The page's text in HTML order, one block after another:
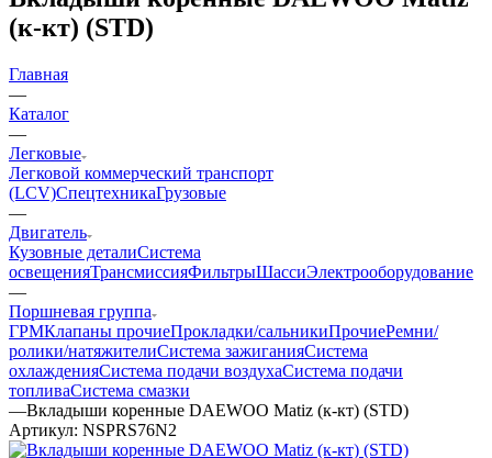
(к-кт) (STD)
Главная
—
Каталог
—
Легковые
Легковой коммерческий транспорт
(LCV)СпецтехникаГрузовые
—
Двигатель
Кузовные деталиСистема
освещенияТрансмиссияФильтрыШассиЭлектрооборудование
—
Поршневая группа
ГРМКлапаны прочиеПрокладки/сальникиПрочиеРемни/
ролики/натяжителиСистема зажиганияСистема
охлажденияСистема подачи воздухаСистема подачи
топливаСистема смазки
—Вкладыши коренные DAEWOO Matiz (к-кт) (STD)
Артикул: NSPRS76N2